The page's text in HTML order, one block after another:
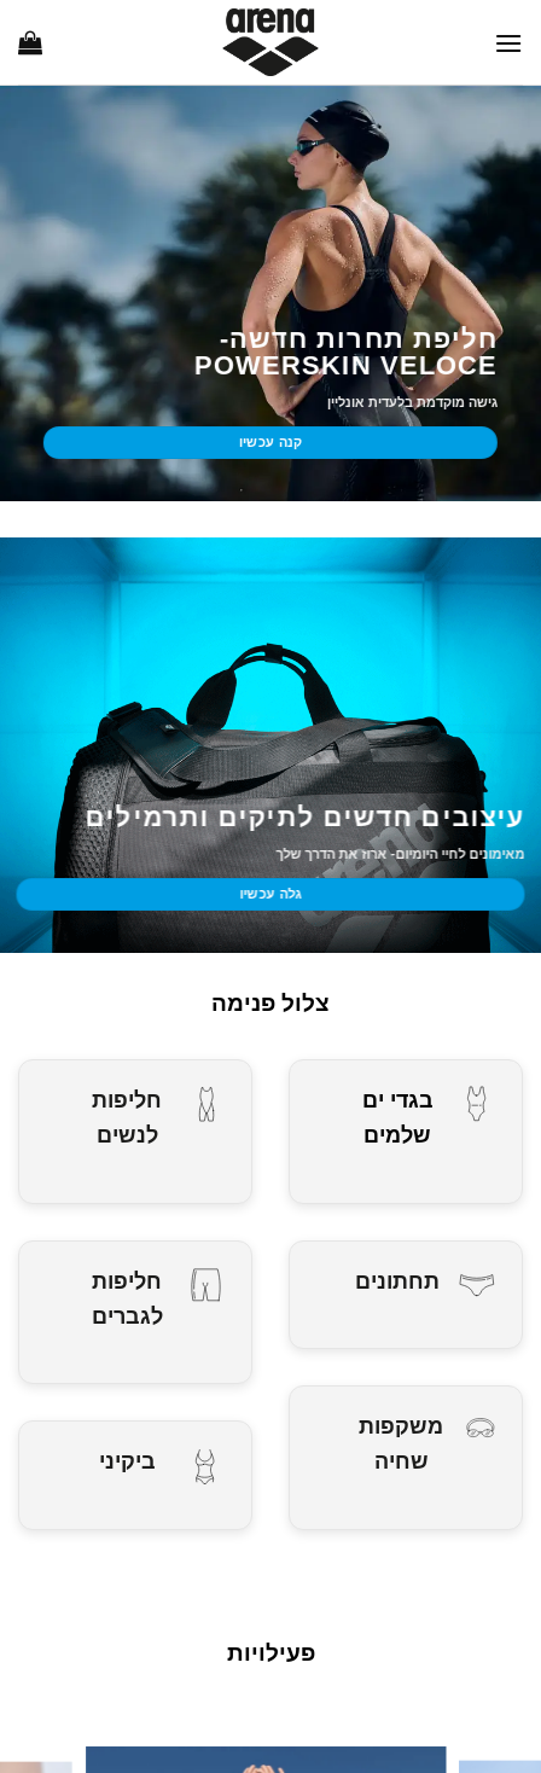
חליפת תחרות חדשה-
POWERSKIN VELOCE
גישה מוקדמת בלעדית אונליין
קנה עכשיו
עיצובים חדשים לתיקים ותרמילים
מאימונים לחיי היומיום- ארוז את הדרך שלך
גלה עכשיו
צלול פנימה
בגדי ים
שלמים
תחתונים
משקפות
שחיה
חליפות
לנשים
חליפות
לגברים
ביקיני
פעילויות